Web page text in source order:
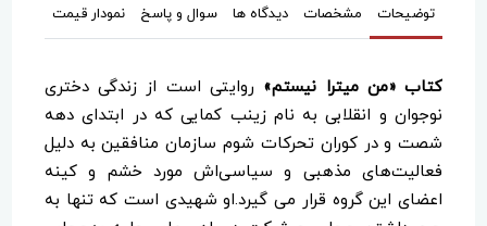
توضیحات مشخصات دیدگاه ها سوال و پاسخ نمودار قیمت
کتاب «من میترا نیستم» روایتی است از زندگی دختری
نوجوان و انقلابی به نام زینب کمایی که در ابتدای دهه
شصت و در کوران تحرکات شوم سازمان منافقین به دلیل
فعالیت‌های مذهبی و سیاسی‌‌اش مورد خشم و کینه
اعضای این گروه قرار می گیرد.او شهیدی است که تنها به